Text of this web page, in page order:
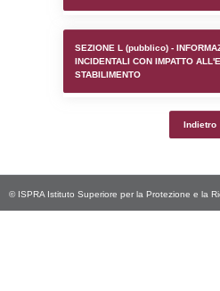
SEZIONE F
STABILIMENTO
SEZIONE H